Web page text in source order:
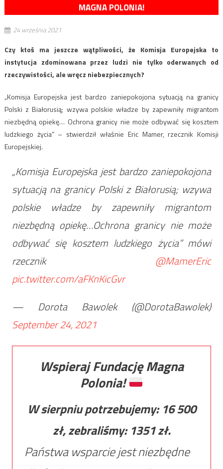
MAGNA POLONIA!
24 września 2021
Czy ktoś ma jeszcze wątpliwości, że Komisja Europejska to
instytucja zdominowana przez ludzi nie tylko oderwanych od
rzeczywistości, ale wręcz niebezpiecznych?
„Komisja Europejska jest bardzo zaniepokojona sytuacją na granicy
Polski z Białorusią; wzywa polskie władze by zapewniły migrantom
niezbędną opiekę… Ochrona granicy nie może odbywać się kosztem
ludzkiego życia” – stwierdził właśnie Eric Mamer, rzecznik Komisji
Europejskiej.
„Komisja Europejska jest bardzo zaniepokojona
sytuacją na granicy Polski z Białorusią; wzywa
polskie władze by zapewniły migrantom
niezbędną opiekę…Ochrona granicy nie może
odbywać się kosztem ludzkiego życia” mówi
rzecznik @MamerEric
pic.twitter.com/aFKnKicGvr
— Dorota Bawolek (@DorotaBawolek)
September 24, 2021
Wspieraj Fundację Magna
Polonia!
W sierpniu potrzebujemy: 16 500
zł, zebraliśmy: 1351zł.
Państwa wsparcie jest niezbędne